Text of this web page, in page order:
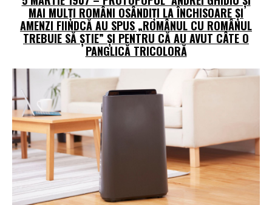
MAI MULȚI ROMÂNI OSÂNDIȚI LA ÎNCHISOARE ȘI
AMENZI FIINDCĂ AU SPUS „ROMÂNUL CU ROMÂNUL
TREBUIE SĂ ŞTIE” ȘI PENTRU CĂ AU AVUT CÂTE O
PANGLICĂ TRICOLORĂ